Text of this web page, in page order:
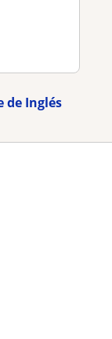
de Inglés